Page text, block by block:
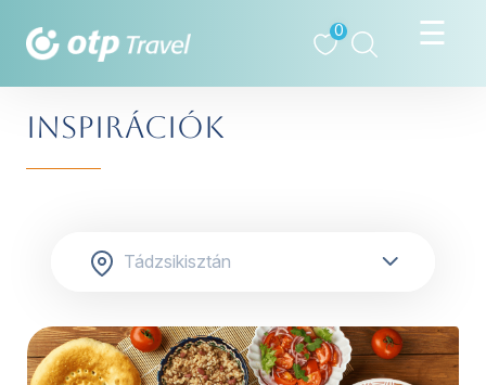
0
INSPIRÁCIÓK
tovább »